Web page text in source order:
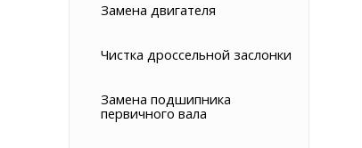
Замена двигателя
Чистка дроссельной заслонки
Замена подшипника
первичного вала